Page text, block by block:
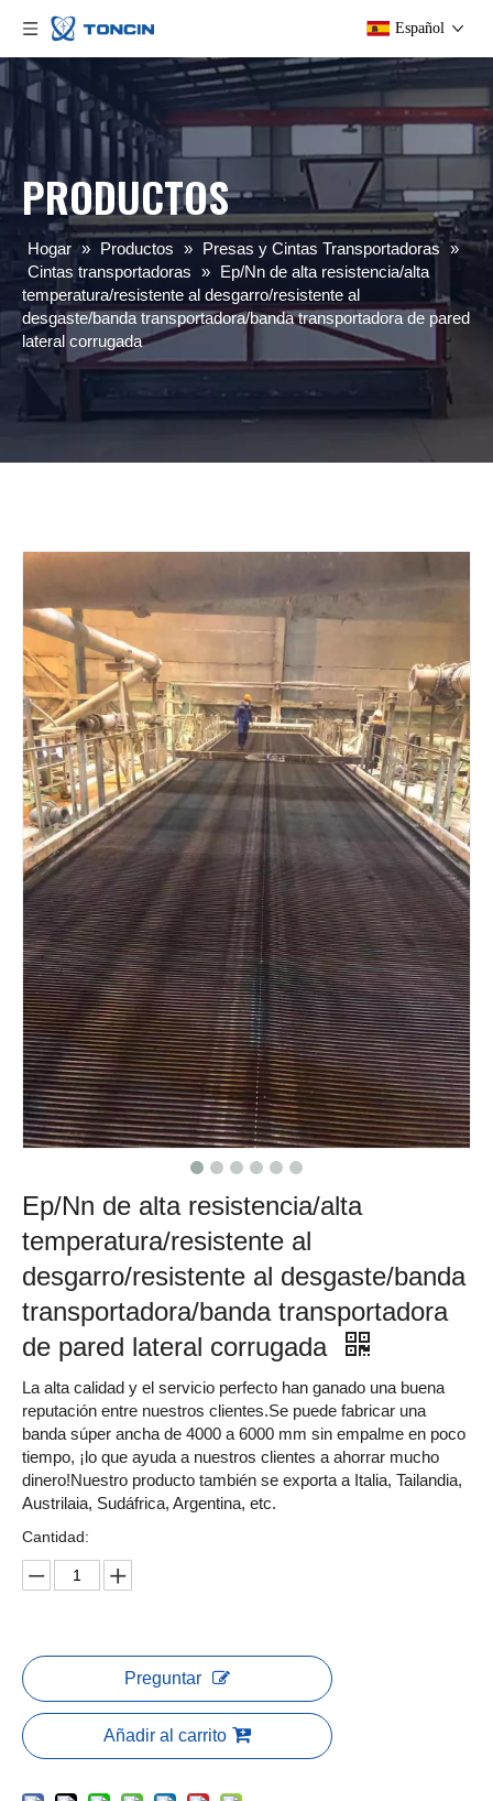
Español
PRODUCTOS
Hogar » Productos » Presas y Cintas Transportadoras »
Cintas transportadoras » Ep/Nn de alta resistencia/alta
temperatura/resistente al desgarro/resistente al
desgaste/banda transportadora/banda transportadora de pared
lateral corrugada
Ep/Nn de alta resistencia/alta
temperatura/resistente al
desgarro/resistente al desgaste/banda
transportadora/banda transportadora
de pared lateral corrugada
La alta calidad y el servicio perfecto han ganado una buena
reputación entre nuestros clientes.Se puede fabricar una
banda súper ancha de 4000 a 6000 mm sin empalme en poco
tiempo, ¡lo que ayuda a nuestros clientes a ahorrar mucho
dinero!Nuestro producto también se exporta a Italia, Tailandia,
Austrilaia, Sudáfrica, Argentina, etc.
Cantidad:
Preguntar
Añadir al carrito